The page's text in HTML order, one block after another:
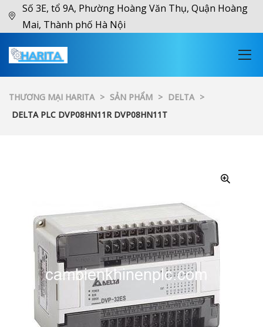
Số 3E, tổ 9A, Phường Hoàng Văn Thụ, Quận Hoàng
Mai, Thành phố Hà Nội
THƯƠNG MẠI HARITA > SẢN PHẨM > DELTA >
DELTA PLC DVP08HN11R DVP08HN11T